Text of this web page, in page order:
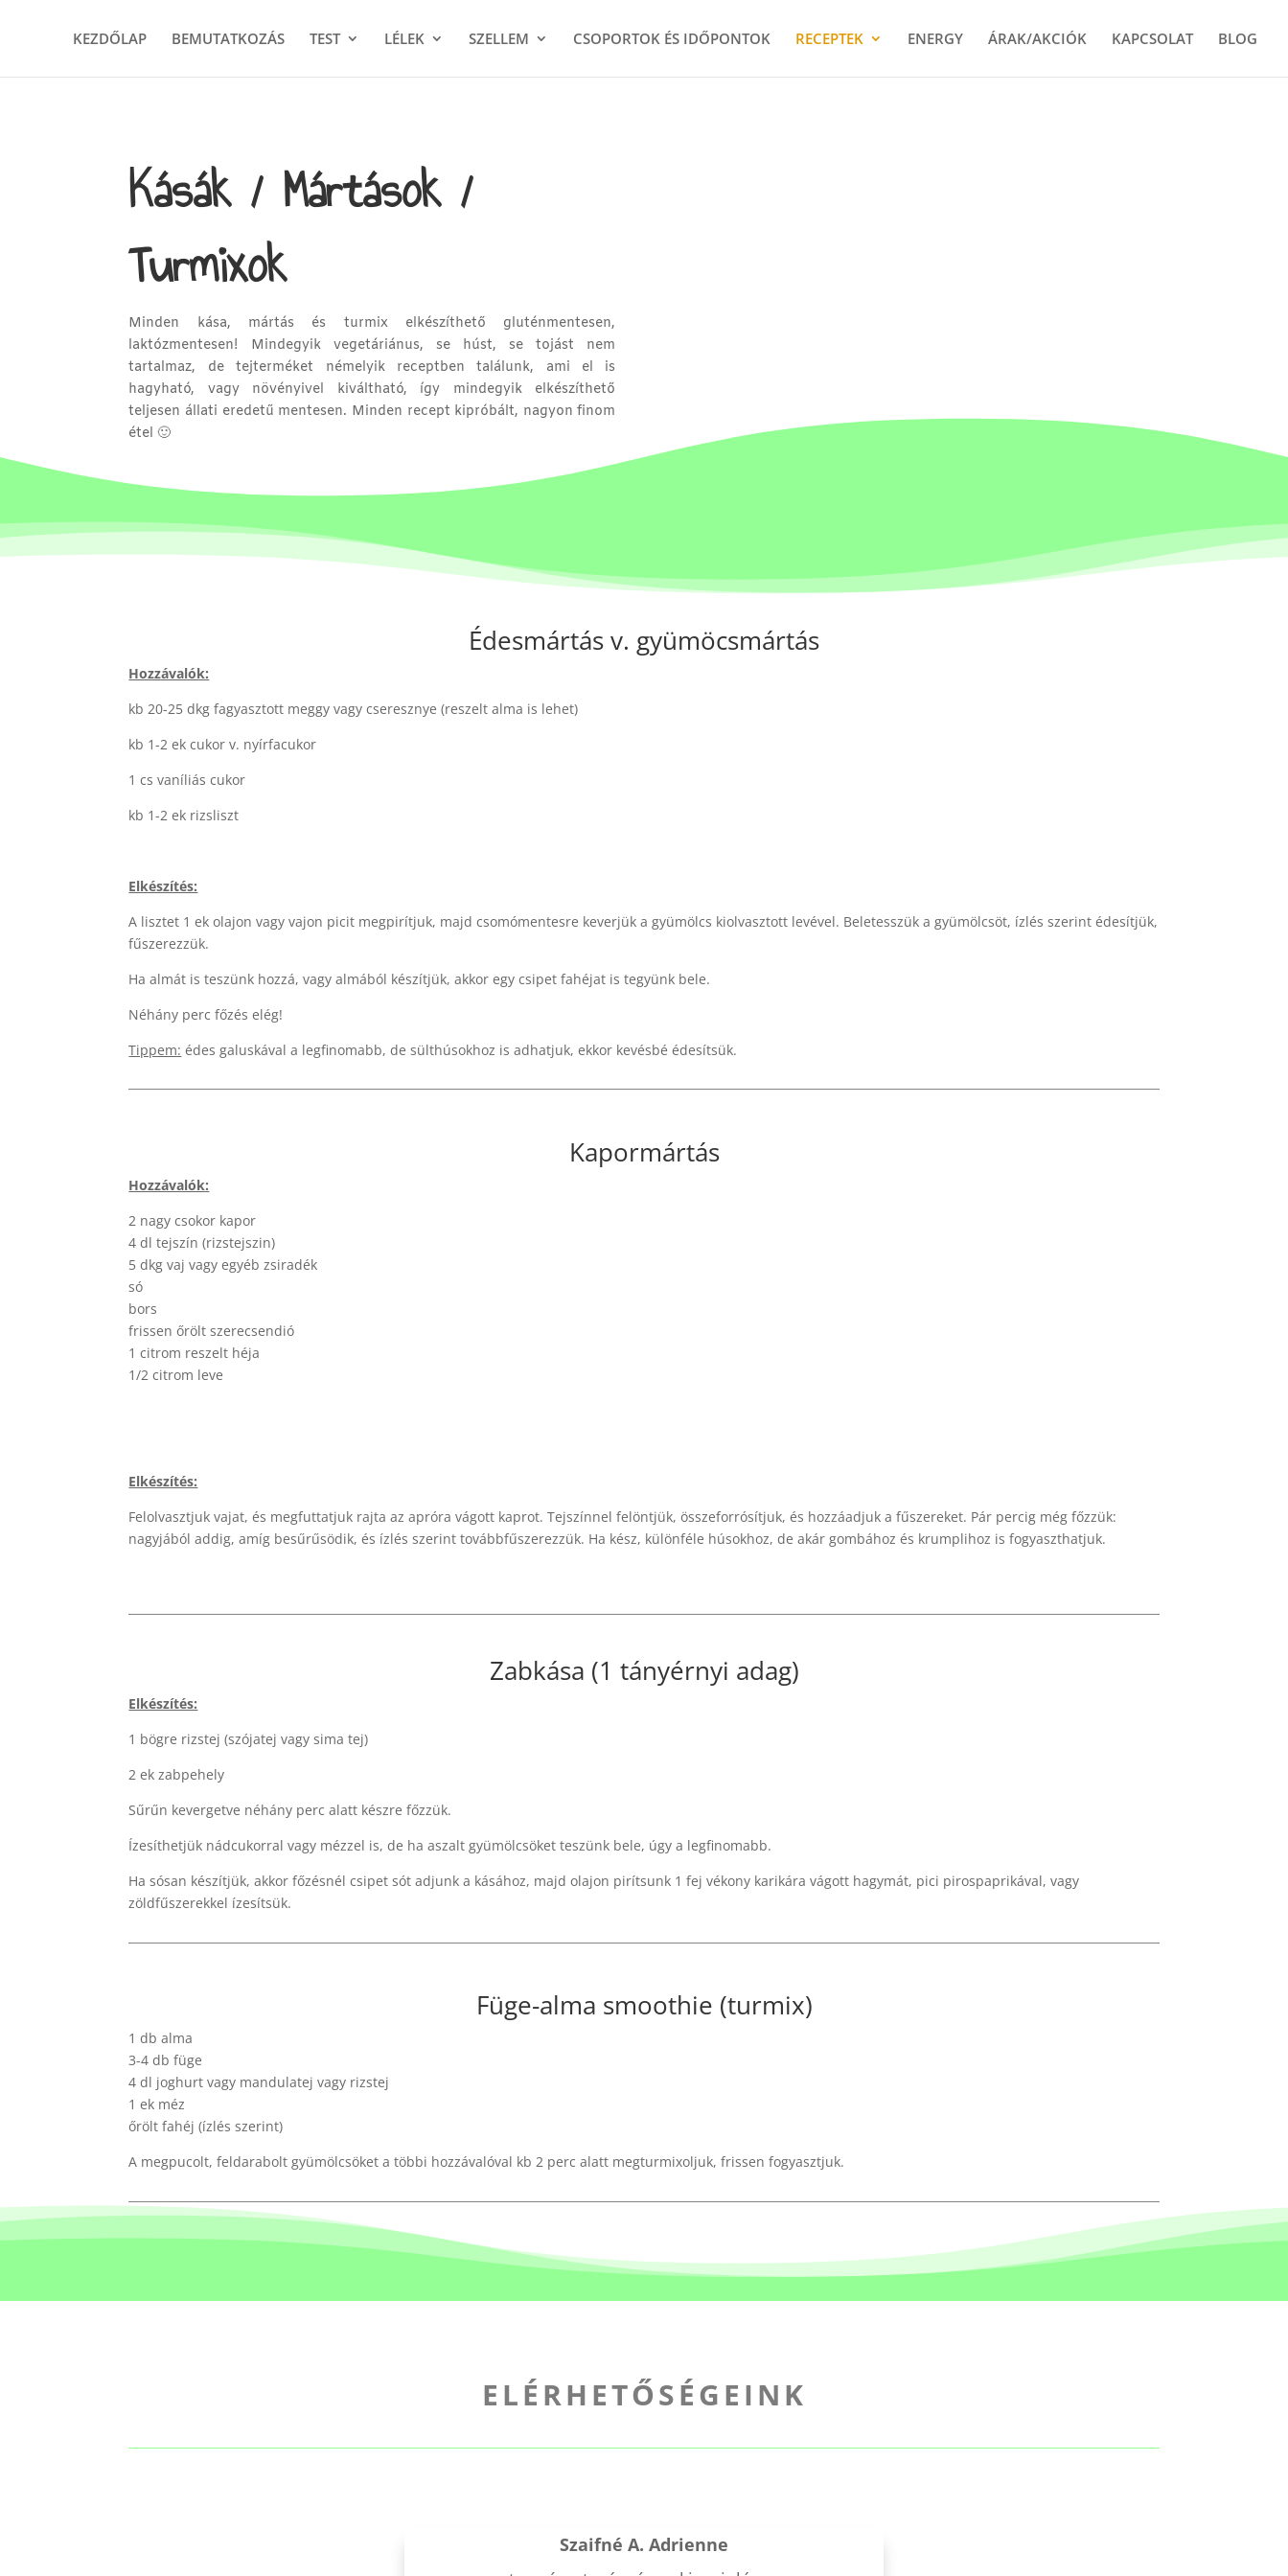
KEZDŐLAP BEMUTATKOZÁS TEST LÉLEK SZELLEM CSOPORTOK ÉS IDŐPONTOK RECEPTEK ENERGY ÁRAK/AKCIÓK KAPCSOLAT BLOG
Kásák / Mártások /
Turmixok
Minden kása, mártás és turmix elkészíthető gluténmentesen,
laktózmentesen! Mindegyik vegetáriánus, se húst, se tojást nem
tartalmaz, de tejterméket némelyik receptben találunk, ami el is
hagyható, vagy növényivel kiváltható, így mindegyik elkészíthető
teljesen állati eredetű mentesen. Minden recept kipróbált, nagyon finom
étel 🙂
Édesmártás v. gyümöcsmártás
Hozzávalók:
kb 20-25 dkg fagyasztott meggy vagy cseresznye (reszelt alma is lehet)
kb 1-2 ek cukor v. nyírfacukor
1 cs vaníliás cukor
kb 1-2 ek rizsliszt
Elkészítés:
A lisztet 1 ek olajon vagy vajon picit megpirítjuk, majd csomómentesre keverjük a gyümölcs kiolvasztott levével. Beletesszük a gyümölcsöt, ízlés szerint édesítjük,
fűszerezzük.
Ha almát is teszünk hozzá, vagy almából készítjük, akkor egy csipet fahéjat is tegyünk bele.
Néhány perc főzés elég!
Tippem: édes galuskával a legfinomabb, de sülthúsokhoz is adhatjuk, ekkor kevésbé édesítsük.
Kapormártás
Hozzávalók:
2 nagy csokor kapor
4 dl tejszín (rizstejszin)
5 dkg vaj vagy egyéb zsiradék
só
bors
frissen őrölt szerecsendió
1 citrom reszelt héja
1/2 citrom leve
Elkészítés:
Felolvasztjuk vajat, és megfuttatjuk rajta az apróra vágott kaprot. Tejszínnel felöntjük, összeforrósítjuk, és hozzáadjuk a fűszereket. Pár percig még főzzük:
nagyjából addig, amíg besűrűsödik, és ízlés szerint továbbfűszerezzük. Ha kész, különféle húsokhoz, de akár gombához és krumplihoz is fogyaszthatjuk.
Zabkása (1 tányérnyi adag)
Elkészítés:
1 bögre rizstej (szójatej vagy sima tej)
2 ek zabpehely
Sűrűn kevergetve néhány perc alatt készre főzzük.
Ízesíthetjük nádcukorral vagy mézzel is, de ha aszalt gyümölcsöket teszünk bele, úgy a legfinomabb.
Ha sósan készítjük, akkor főzésnél csipet sót adjunk a kásához, majd olajon pirítsunk 1 fej vékony karikára vágott hagymát, pici pirospaprikával, vagy
zöldfűszerekkel ízesítsük.
Füge-alma smoothie (turmix)
1 db alma
3-4 db füge
4 dl joghurt vagy mandulatej vagy rizstej
1 ek méz
őrölt fahéj (ízlés szerint)
A megpucolt, feldarabolt gyümölcsöket a többi hozzávalóval kb 2 perc alatt megturmixoljuk, frissen fogyasztjuk.
ELÉRHETŐSÉGEINK
Szaifné A. Adrienne